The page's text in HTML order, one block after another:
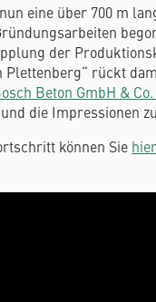
eine über 700 m
der
Plettenberg“ rückt
Beton GmbH & Co.
die Impressionen
können Sie